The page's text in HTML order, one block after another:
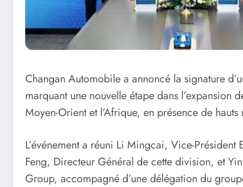
Changan Automobile a annoncé la signature
marquant une nouvelle étape dans l’expansion
Moyen-Orient et l’Afrique, en présence de
L’événement a réuni Li Mingcai, Vice-
Feng, Directeur Général de cette division, et
Group, accompagné d’une délégation du